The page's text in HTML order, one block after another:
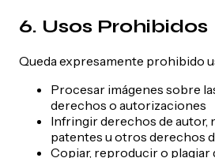
6. Usos Prohibidos
Queda expresamente prohibido
Procesar imágenes sobre
derechos o autorizaciones
Infringir derechos de autor,
patentes u otros derechos
Copiar, reproducir o